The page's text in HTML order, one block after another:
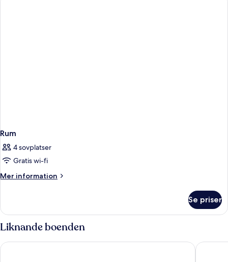
Rum
4 sovplatser
Gratis wi-fi
Mer information
Mer
Se priser
Liknande boenden
Side Sun Hotel - All Inclusive Side